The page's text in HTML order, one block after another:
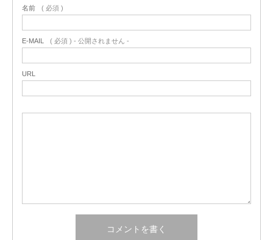
名前 ( 必須 )
E-MAIL ( 必須 ) - 公開されません -
URL